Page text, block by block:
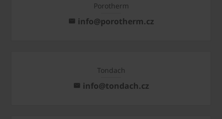
Porotherm
info@porotherm.cz
Tondach
info@tondach.cz